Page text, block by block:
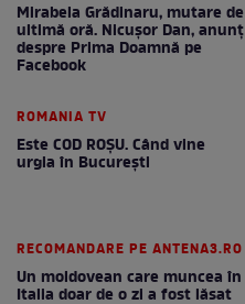
Mirabela Grădinaru, mutare de
ultimă oră. Nicuşor Dan, anunţ
despre Prima Doamnă pe
Facebook
ROMANIA TV
Este COD ROŞU. Când vine
urgia în Bucureşti
RECOMANDARE PE ANTENA3.RO
Un moldovean care muncea în
Italia doar de o zi a fost lăsat